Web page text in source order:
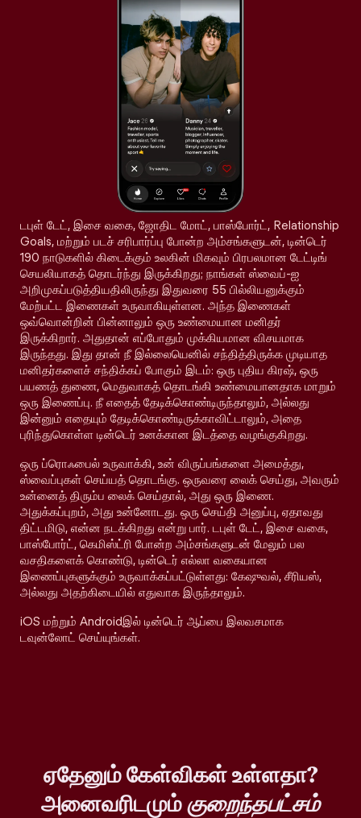
டபுள் டேட், இசை வகை, ஜோதிட மோட், பாஸ்போர்ட், Relationship
Goals, மற்றும் படச் சரிபார்ப்பு போன்ற அம்சங்களுடன், டின்டெர்
190 நாடுகளில் கிடைக்கும் உலகின் மிகவும் பிரபலமான டேட்டிங்
செயலியாகத் தொடர்ந்து இருக்கிறது; நாங்கள் ஸ்வைப்-ஐ
அறிமுகப்படுத்தியதிலிருந்து இதுவரை 55 பில்லியனுக்கும்
மேற்பட்ட இணைகள் உருவாகியுள்ளன. அந்த இணைகள்
ஒவ்வொன்றின் பின்னாலும் ஒரு உண்மையான மனிதர்
இருக்கிறார். அதுதான் எப்போதும் முக்கியமான விசயமாக
இருந்தது. இது தான் நீ இல்லையெனில் சந்தித்திருக்க முடியாத
மனிதர்களைச் சந்திக்கப் போகும் இடம்: ஒரு புதிய கிரஷ், ஒரு
பயணத் துணை, மெதுவாகத் தொடங்கி உண்மையானதாக மாறும்
ஒரு இணைப்பு. நீ எதைத் தேடிக்கொண்டிருந்தாலும், அல்லது
இன்னும் எதையும் தேடிக்கொண்டிருக்காவிட்டாலும், அதை
புரிந்துகொள்ள டின்டெர் உனக்கான இடத்தை வழங்குகிறது.
ஒரு ப்ரொஃபைல் உருவாக்கி, உன் விருப்பங்களை அமைத்து,
ஸ்வைப்புகள் செய்யத் தொடங்கு. ஒருவரை லைக் செய்து, அவரும்
உன்னைத் திரும்ப லைக் செய்தால், அது ஒரு இணை.
அதுக்கப்புறம், அது உன்னோடது. ஒரு செய்தி அனுப்பு, ஏதாவது
திட்டமிடு, என்ன நடக்கிறது என்று பார். டபுள் டேட், இசை வகை,
பாஸ்போர்ட், கெமிஸ்ட்ரி போன்ற அம்சங்களுடன் மேலும் பல
வசதிகளைக் கொண்டு, டின்டெர் எல்லா வகையான
இணைப்புகளுக்கும் உருவாக்கப்பட்டுள்ளது: கேஷுவல், சீரியஸ்,
அல்லது அதற்கிடையில் எதுவாக இருந்தாலும்.
iOS மற்றும் Androidஇல் டின்டெர் ஆப்பை இலவசமாக
டவுன்லோட் செய்யுங்கள்.
ஏதேனும் கேள்விகள் உள்ளதா?
அனைவரிடமும்குறைந்தபட்சம்